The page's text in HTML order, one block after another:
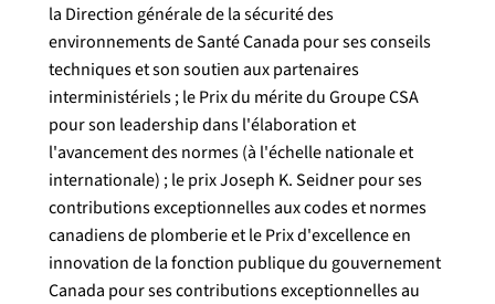
la Direction générale de la sécurité des
environnements de Santé Canada pour ses conseils
techniques et son soutien aux partenaires
interministériels ; le Prix du mérite du Groupe CSA
pour son leadership dans l'élaboration et
l'avancement des normes (à l'échelle nationale et
internationale) ; le prix Joseph K. Seidner pour ses
contributions exceptionnelles aux codes et normes
canadiens de plomberie et le Prix d'excellence en
innovation de la fonction publique du gouvernement
Canada pour ses contributions exceptionnelles au